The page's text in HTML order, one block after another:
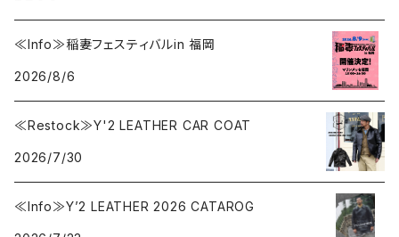
CAMBER
エプロン
2026.7.6
2026.7.30
≪Info≫稲妻フェスティバルin 福岡
2026/8/6
≪Restock≫Y'2 LEATHER CAR COAT
2026/7/30
≪Info≫Y’2 LEATHER 2026 CATAROG